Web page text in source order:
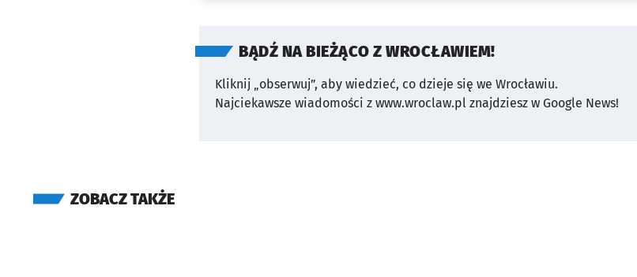
BĄDŹ NA BIEŻĄCO Z WROCŁAWIEM!
Kliknij „obserwuj”, aby wiedzieć, co dzieje się we Wrocławiu.
Najciekawsze wiadomości z www.wroclaw.pl znajdziesz w Google News!
ZOBACZ TAKŻE